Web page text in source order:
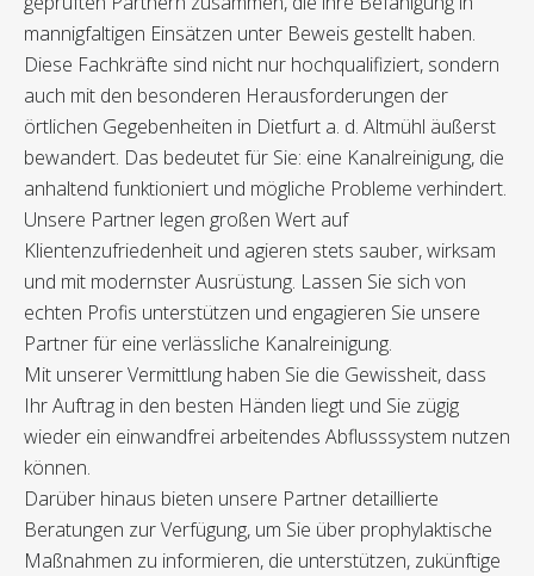
mannigfaltigen Einsätzen unter Beweis gestellt haben.
Diese Fachkräfte sind nicht nur hochqualifiziert, sondern
auch mit den besonderen Herausforderungen der
örtlichen Gegebenheiten in Dietfurt a. d. Altmühl äußerst
bewandert. Das bedeutet für Sie: eine Kanalreinigung, die
anhaltend funktioniert und mögliche Probleme verhindert.
Unsere Partner legen großen Wert auf
Klientenzufriedenheit und agieren stets sauber, wirksam
und mit modernster Ausrüstung. Lassen Sie sich von
echten Profis unterstützen und engagieren Sie unsere
Partner für eine verlässliche Kanalreinigung.
Mit unserer Vermittlung haben Sie die Gewissheit, dass
Ihr Auftrag in den besten Händen liegt und Sie zügig
wieder ein einwandfrei arbeitendes Abflusssystem nutzen
können.
Darüber hinaus bieten unsere Partner detaillierte
Beratungen zur Verfügung, um Sie über prophylaktische
Maßnahmen zu informieren, die unterstützen, zukünftige